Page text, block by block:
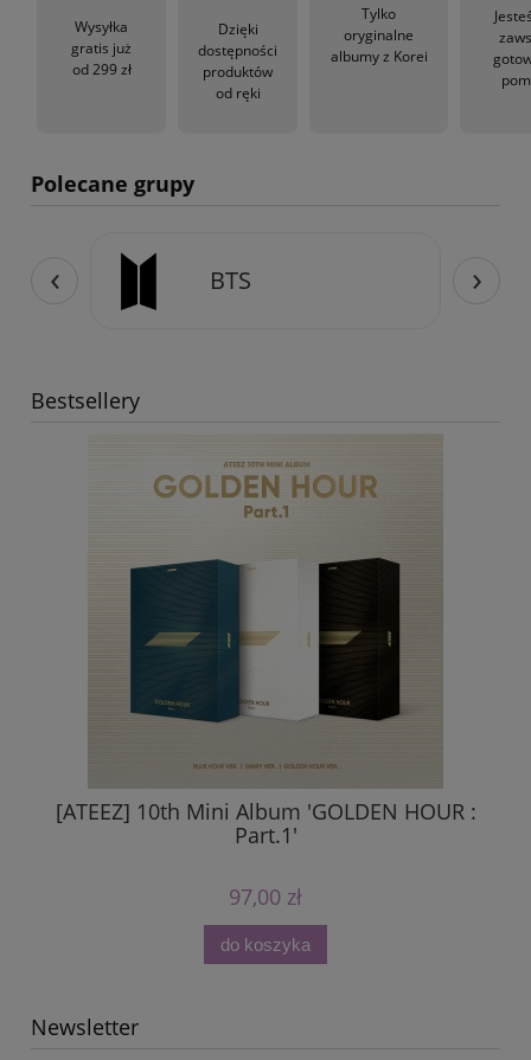
Wysyłka
gratis już
od 299 zł
Dzięki
dostępności
produktów
od ręki
Tylko
oryginalne
albumy z Korei
Polecane grupy
BTS
‹ ›
Bestsellery
[ATEEZ] 10th Mini Album 'GOLDEN HOUR :
Part.1'
97,00 zł
do koszyka
Newsletter